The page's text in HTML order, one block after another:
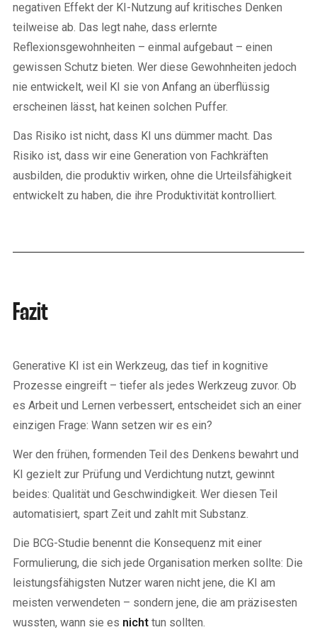
negativen Effekt der KI-Nutzung auf kritisches Denken
teilweise ab. Das legt nahe, dass erlernte
Reflexionsgewohnheiten – einmal aufgebaut – einen
gewissen Schutz bieten. Wer diese Gewohnheiten jedoch
nie entwickelt, weil KI sie von Anfang an überflüssig
erscheinen lässt, hat keinen solchen Puffer.
Das Risiko ist nicht, dass KI uns dümmer macht. Das
Risiko ist, dass wir eine Generation von Fachkräften
ausbilden, die produktiv wirken, ohne die Urteilsfähigkeit
entwickelt zu haben, die ihre Produktivität kontrolliert.
Fazit
Generative KI ist ein Werkzeug, das tief in kognitive
Prozesse eingreift – tiefer als jedes Werkzeug zuvor. Ob
es Arbeit und Lernen verbessert, entscheidet sich an einer
einzigen Frage: Wann setzen wir es ein?
Wer den frühen, formenden Teil des Denkens bewahrt und
KI gezielt zur Prüfung und Verdichtung nutzt, gewinnt
beides: Qualität und Geschwindigkeit. Wer diesen Teil
automatisiert, spart Zeit und zahlt mit Substanz.
Die BCG-Studie benennt die Konsequenz mit einer
Formulierung, die sich jede Organisation merken sollte: Die
leistungsfähigsten Nutzer waren nicht jene, die KI am
meisten verwendeten – sondern jene, die am präzisesten
wussten, wann sie es nicht tun sollten.